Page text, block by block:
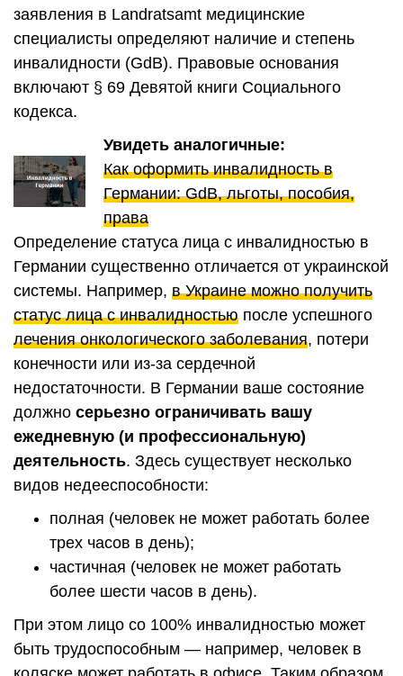
заявления в Landratsamt медицинские
специалисты определяют наличие и степень
инвалидности (GdB). Правовые основания
включают § 69 Девятой книги Социального
кодекса.
Увидеть аналогичные:
Как оформить инвалидность в
Германии: GdB, льготы, пособия,
права
Определение статуса лица с инвалидностью в
Германии существенно отличается от украинской
системы. Например, в Украине можно получить
статус лица с инвалидностью после успешного
лечения онкологического заболевания, потери
конечности или из-за сердечной
недостаточности. В Германии ваше состояние
должно серьезно ограничивать вашу
ежедневную (и профессиональную)
деятельность. Здесь существует несколько
видов недееспособности:
полная (человек не может работать более
трех часов в день);
частичная (человек не может работать
более шести часов в день).
При этом лицо со 100% инвалидностью может
быть трудоспособным — например, человек в